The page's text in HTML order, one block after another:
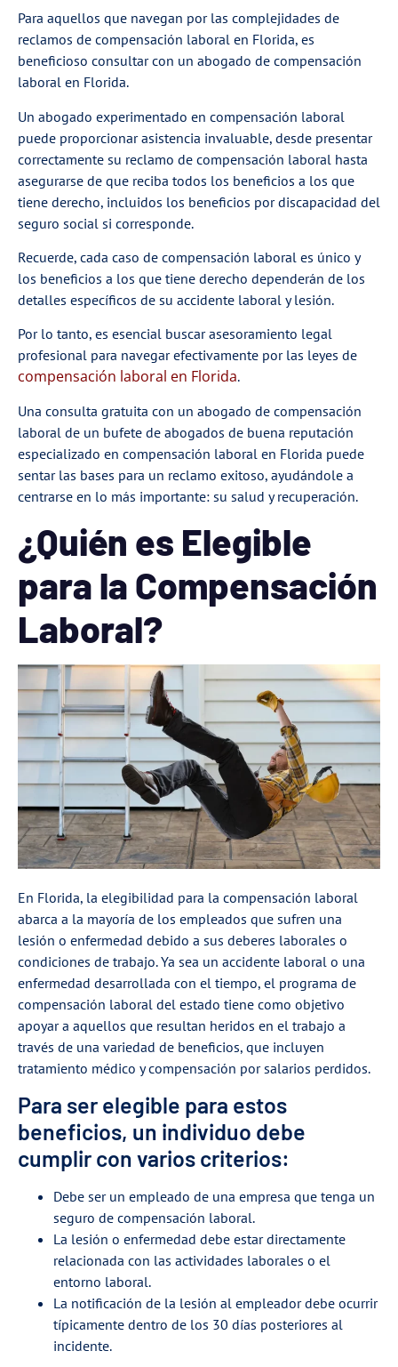
Para aquellos que navegan por las complejidades de
reclamos de compensación laboral en Florida, es
beneficioso consultar con un abogado de compensación
laboral en Florida.
Un abogado experimentado en compensación laboral
puede proporcionar asistencia invaluable, desde presentar
correctamente su reclamo de compensación laboral hasta
asegurarse de que reciba todos los beneficios a los que
tiene derecho, incluidos los beneficios por discapacidad del
seguro social si corresponde.
Recuerde, cada caso de compensación laboral es único y
los beneficios a los que tiene derecho dependerán de los
detalles específicos de su accidente laboral y lesión.
Por lo tanto, es esencial buscar asesoramiento legal
profesional para navegar efectivamente por las leyes de
compensación laboral en Florida.
Una consulta gratuita con un abogado de compensación
laboral de un bufete de abogados de buena reputación
especializado en compensación laboral en Florida puede
sentar las bases para un reclamo exitoso, ayudándole a
centrarse en lo más importante: su salud y recuperación.
¿Quién es Elegible
para la Compensación
Laboral?
En Florida, la elegibilidad para la compensación laboral
abarca a la mayoría de los empleados que sufren una
lesión o enfermedad debido a sus deberes laborales o
condiciones de trabajo. Ya sea un accidente laboral o una
enfermedad desarrollada con el tiempo, el programa de
compensación laboral del estado tiene como objetivo
apoyar a aquellos que resultan heridos en el trabajo a
través de una variedad de beneficios, que incluyen
tratamiento médico y compensación por salarios perdidos.
Para ser elegible para estos
beneficios, un individuo debe
cumplir con varios criterios:
Debe ser un empleado de una empresa que tenga un
seguro de compensación laboral.
La lesión o enfermedad debe estar directamente
relacionada con las actividades laborales o el
entorno laboral.
La notificación de la lesión al empleador debe ocurrir
típicamente dentro de los 30 días posteriores al
incidente.